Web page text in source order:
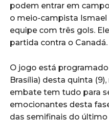
podem entrar em
o meio-campista Ismael
equipe com três gols.
partida contra o Canadá.
O jogo está programado
Brasília) desta quinta
embate tem tudo para
emocionantes desta
das semifinais do